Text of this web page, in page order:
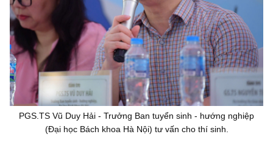
PGS.TS Vũ Duy Hải - Trưởng Ban tuyển sinh - hướng nghiệp
(Đại học Bách khoa Hà Nội) tư vấn cho thí sinh.